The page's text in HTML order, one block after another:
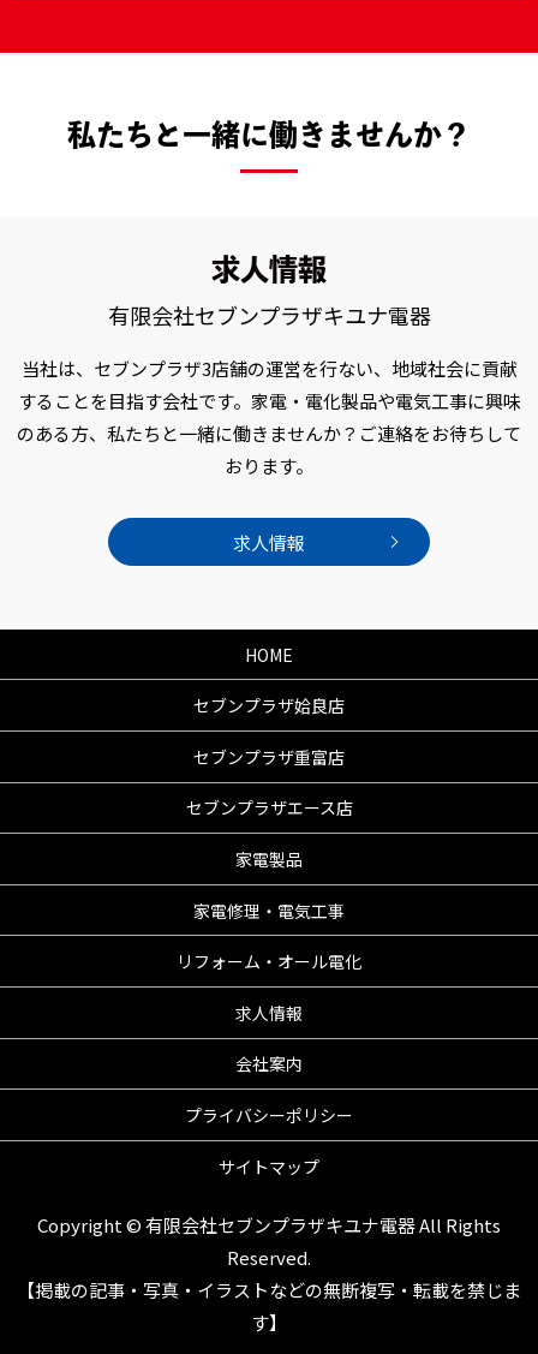
私たちと一緒に働きませんか？
求人情報
有限会社セブンプラザキユナ電器
当社は、セブンプラザ3店舗の運営を行ない、 地域社会に貢献
することを目指す会社です。 家電・電化製品や電気工事に興味
のある方、 私たちと一緒に働きませんか？ ご連絡をお待ちして
おります。
求人情報
HOME
セブンプラザ姶良店
セブンプラザ重富店
セブンプラザエース店
家電製品
家電修理・電気工事
リフォーム・オール電化
求人情報
会社案内
プライバシーポリシー
サイトマップ
Copyright © 有限会社セブンプラザキユナ電器 All Rights
Reserved.
【掲載の記事・写真・イラストなどの無断複写・転載を禁じま
す】